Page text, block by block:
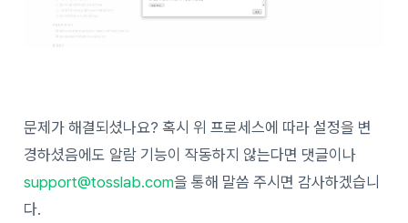
문제가 해결되셨나요? 혹시 위 프로세스에 따라 설정을 변
경하셨음에도 알람 기능이 작동하지 않는다면 댓글이나
support@tosslab.com을 통해 말씀 주시면 감사하겠습니
다.